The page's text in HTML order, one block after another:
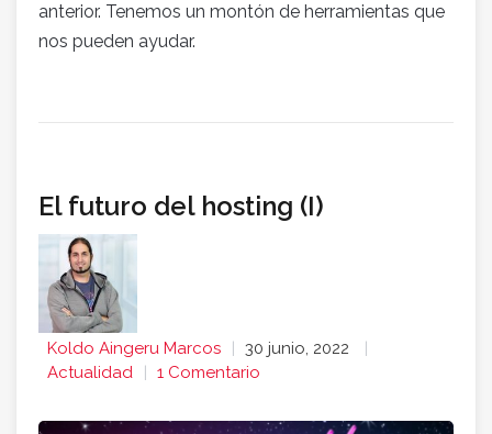
anterior. Tenemos un montón de herramientas que
nos pueden ayudar.
El futuro del hosting (I)
Koldo Aingeru Marcos
30 junio, 2022
Actualidad
1 Comentario